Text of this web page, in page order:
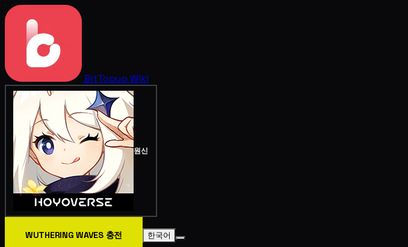
BitTopup Wiki
원신
WUTHERING WAVES 충전 한국어